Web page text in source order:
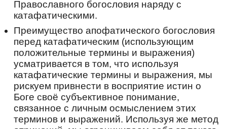
приходящих к тебе и почитающих святую
память твою.
Ин тропарь,глас 8
Земли́ Сиби́рския процвете́ние,/ ю́же
безмо́лвия по́двигом озари́л еси́,/ житие́
пусты́нное до конца́ возлюби́в, блаже́нне,/ и,
я́ко би́сер многоце́нный,/ серде́чныя моли́твы
да́р от Го́спода стяжа́л еси́,/ и на́м в насле́дие
сие́ сокро́вище яви́л еси́,/ да во спасе́ние его́
прие́млюще, вопие́м ти́:// преподо́бне
Васили́сче о́тче на́ш.
Православного богословия наряду с
катафатическими.
Преимущество апофатического богословия
перед катафатическим (использующим
положительные термины и выражения)
усматривается в том, что используя
катафатические термины и выражения, мы
рискуем привнести в восприятие истин о
Боге своё субъективное понимание,
связанное с личным осмыслением этих
терминов и выражений. Используя же метод